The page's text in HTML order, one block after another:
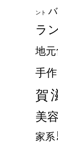
ント
ラ
地
手作
賀
美容
家系